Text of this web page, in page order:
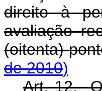
direito à
avaliação
de 2010)
Art. 12.